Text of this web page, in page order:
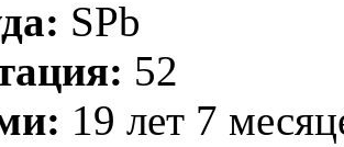
SPb
52
19 лет 7